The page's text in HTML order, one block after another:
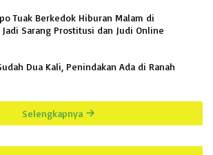
Tuak Berkedok Hiburan Malam di
Sarang Prostitusi dan Judi Online
Dua Kali, Penindakan Ada di Ranah
Selengkapnya